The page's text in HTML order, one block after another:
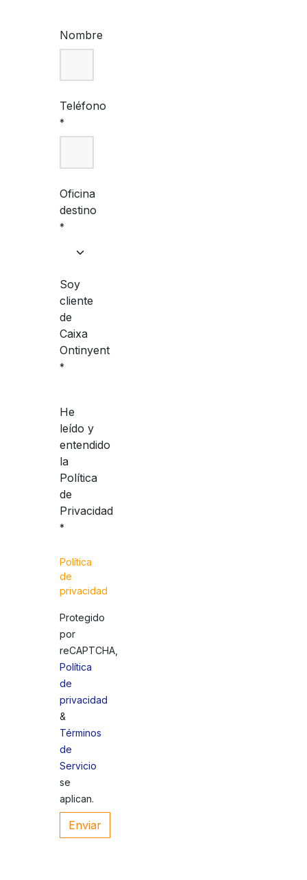
Nombre
Teléfono
*
Oficina
destino
*
Soy
cliente
de
Caixa
Ontinyent
*
He
leído y
entendido
la
Política
de
Privacidad
*
Política
de
privacidad
Protegido
por
reCAPTCHA,
Política
de
privacidad
&
Términos
de
Servicio
se
aplican.
Enviar